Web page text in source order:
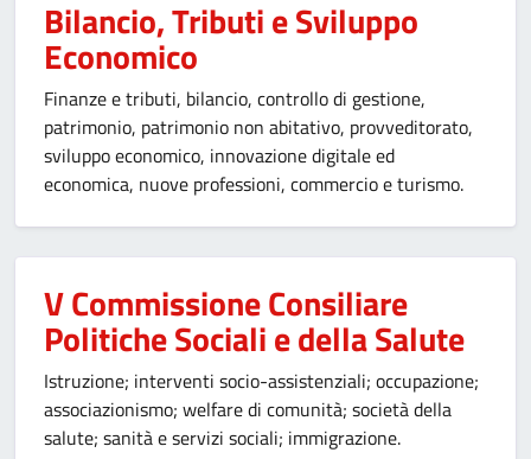
Bilancio, Tributi e Sviluppo
Economico
Finanze e tributi, bilancio, controllo di gestione,
patrimonio, patrimonio non abitativo, provveditorato,
sviluppo economico, innovazione digitale ed
economica, nuove professioni, commercio e turismo.
V Commissione Consiliare
Politiche Sociali e della Salute
Istruzione; interventi socio-assistenziali; occupazione;
associazionismo; welfare di comunità; società della
salute; sanità e servizi sociali; immigrazione.